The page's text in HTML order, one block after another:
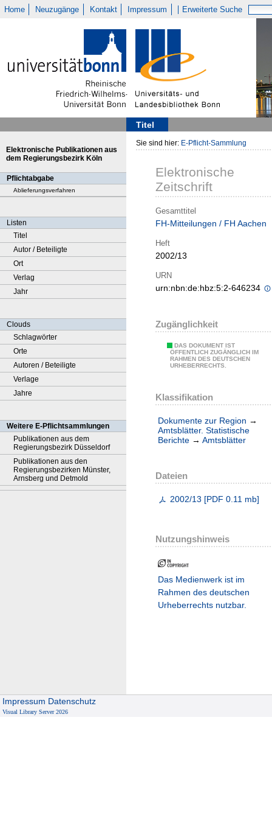
Home Neuzugänge Kontakt Impressum Erweiterte Suche
Titel
Elektronische Publikationen aus
dem Regierungsbezirk Köln
Pflichtabgabe
Ablieferungsverfahren
Listen
Titel
Autor / Beteiligte
Ort
Verlag
Jahr
Clouds
Schlagwörter
Orte
Autoren / Beteiligte
Verlage
Jahre
Weitere E-Pflichtsammlungen
Publikationen aus dem
Regierungsbezirk Düsseldorf
Publikationen aus den
Regierungsbezirken Münster,
Arnsberg und Detmold
Sie sind hier: E-Pflicht-Sammlung
Elektronische
Zeitschrift
Gesamttitel
FH-Mitteilungen / FH Aachen
Heft
2002/13
URN
urn:nbn:de:hbz:5:2-646234
Zugänglichkeit
DAS DOKUMENT IST
ÖFFENTLICH ZUGÄNGLICH IM
RAHMEN DES DEUTSCHEN
URHEBERRECHTS.
Klassifikation
Dokumente zur Region →
Amtsblätter. Statistische
Berichte → Amtsblätter
Dateien
2002/13 [PDF 0.11 mb]
Nutzungshinweis
Das Medienwerk ist im
Rahmen des deutschen
Urheberrechts nutzbar.
Impressum Datenschutz
Visual Library Server 2026